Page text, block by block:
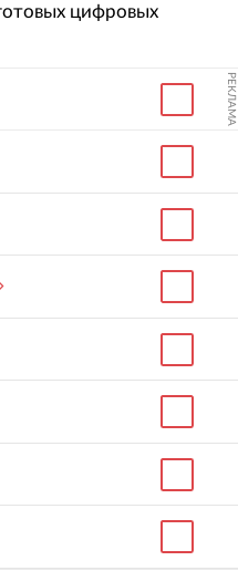
цифровых
РЕКЛАМА